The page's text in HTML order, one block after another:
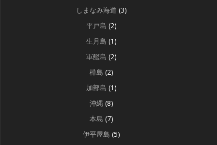
しまなみ海道 (3)
平戸島 (2)
生月島 (1)
軍艦島 (2)
樺島 (2)
加部島 (1)
沖縄 (8)
本島 (7)
伊平屋島 (5)